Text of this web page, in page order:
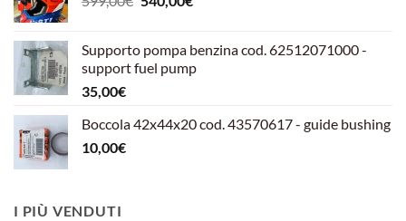
era:
599,00€.
è:
540,00€.
Supporto pompa benzina cod. 62512071000 -
support fuel pump
35,00€
Boccola 42x44x20 cod. 43570617 - guide bushing
10,00€
I PIÙ VENDUTI